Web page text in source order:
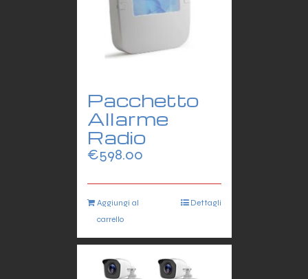
Pacchetto
Allarme
Radio
€598.00
Aggiungi al
carrello
Dettagli